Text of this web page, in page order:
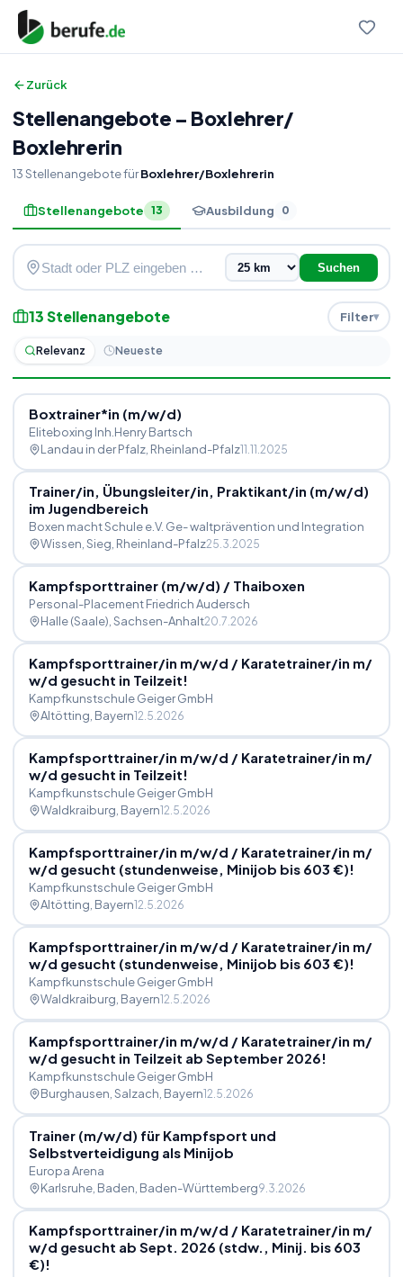
Zurück
Stellenangebote – Boxlehrer/
Boxlehrerin
13StellenangebotefürBoxlehrer/Boxlehrerin
Stellenangebote 13 Ausbildung 0
Suchen
13Stellenangebote
Relevanz Neueste
Filter
Boxtrainer*in (m/w/d)
Eliteboxing Inh.Henry Bartsch
Landau in der Pfalz, Rheinland-Pfalz11.11.2025
Trainer/in, Übungsleiter/in, Praktikant/in (m/w/d)
im Jugendbereich
Boxen macht Schule e.V. Ge- waltprävention und Integration
Wissen, Sieg , Rheinland-Pfalz25.3.2025
Kampfsporttrainer (m/w/d) /Thaiboxen
Personal-Placement Friedrich Audersch
Halle (Saale) , Sachsen-Anhalt20.7.2026
Kampfsporttrainer/in m/w/d /Karatetrainer/in m/
w/d gesucht in Teilzeit!
Kampfkunstschule Geiger GmbH
Altötting , Bayern12.5.2026
Kampfsporttrainer/in m/w/d /Karatetrainer/in m/
w/d gesucht in Teilzeit!
Kampfkunstschule Geiger GmbH
Waldkraiburg , Bayern12.5.2026
Kampfsporttrainer/in m/w/d /Karatetrainer/in m/
w/d gesucht (stundenweise, Minijob bis 603 €)!
Kampfkunstschule Geiger GmbH
Altötting , Bayern12.5.2026
Kampfsporttrainer/in m/w/d /Karatetrainer/in m/
w/d gesucht (stundenweise, Minijob bis 603 €)!
Kampfkunstschule Geiger GmbH
Waldkraiburg , Bayern12.5.2026
Kampfsporttrainer/in m/w/d /Karatetrainer/in m/
w/d gesucht in Teilzeit ab September 2026!
Kampfkunstschule Geiger GmbH
Burghausen, Salzach , Bayern12.5.2026
Trainer (m/w/d) für Kampfsport und
Selbstverteidigung als Minijob
Europa Arena
Karlsruhe, Baden , Baden-Württemberg9.3.2026
Kampfsporttrainer/in m/w/d /Karatetrainer/in m/
w/d gesucht ab Sept. 2026 (stdw., Minij. bis 603
€)!